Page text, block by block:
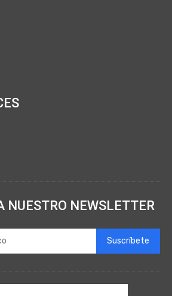
NUESTRO NEWSLETTER
Suscríbete